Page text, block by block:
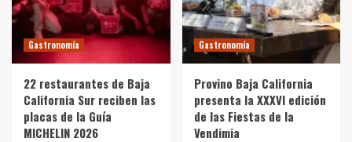
Gastronomía
22 restaurantes de Baja
California Sur reciben las
placas de la Guía
MICHELIN 2026
Gastronomía
Provino Baja California
presenta la XXXVI edición
de las Fiestas de la
Vendimia